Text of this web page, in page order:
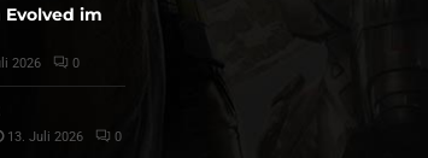
Evolved im
2026 0
13. Juli 2026 0